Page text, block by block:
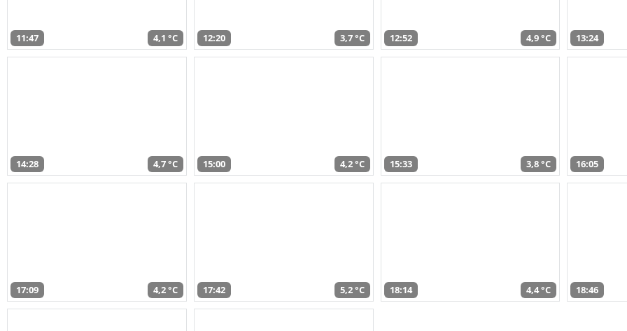
11:47 4,1 °C 12:20 3,7 °C 12:52 4,9 °C 13:24
14:28 4,7 °C 15:00 4,2 °C 15:33 3,8 °C 16:05
17:09 4,2 °C 17:42 5,2 °C 18:14 4,4 °C 18:46